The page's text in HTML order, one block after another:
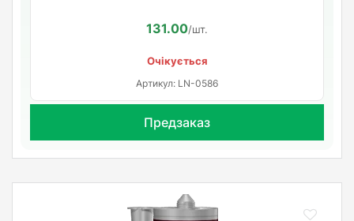
131.00/шт.
Очікується
Артикул: LN-0586
Предзаказ